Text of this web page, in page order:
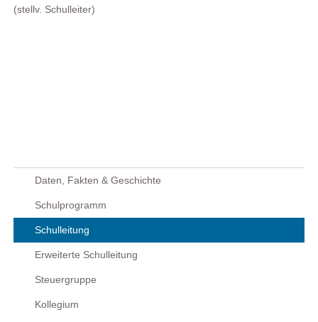
(stellv. Schulleiter)
Daten, Fakten & Geschichte
Schulprogramm
Schulleitung
Erweiterte Schulleitung
Steuergruppe
Kollegium